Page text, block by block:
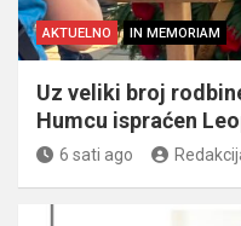
AKTUELNO IN MEMORIAM
Uz veliki broj
Humcu ispraćen
6 sati ago